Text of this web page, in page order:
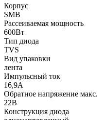
Корпус
SMB
Рассеиваемая мощность
600Вт
Тип диода
TVS
Вид упаковки
лента
Импульсный ток
16,9А
Обратное напряжение макс.
22В
Конструкция диода